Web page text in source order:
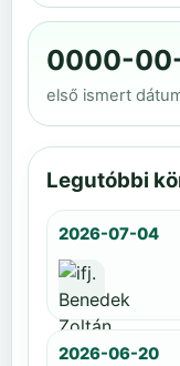
0000-
első ismert
Legutóbbi
2026-07-04
2026-06-20